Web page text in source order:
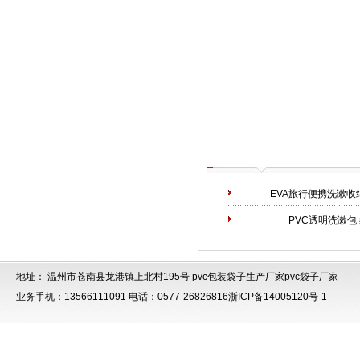
EVA旅行便携洗漱收
PVC透明洗漱包
地址： 温州市苍南县龙港镇上北村195号 pvc包装袋子生产厂家pvc袋子厂家
业务手机：13566111091 电话：0577-26826816浙ICP备14005120号-1